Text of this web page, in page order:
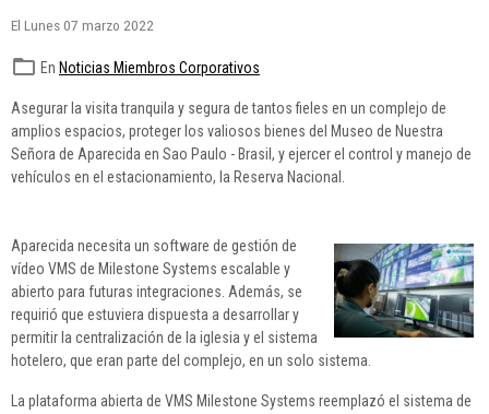
El Lunes 07 marzo 2022
En Noticias Miembros Corporativos
Asegurar la visita tranquila y segura de tantos fieles en un complejo de
amplios espacios, proteger los valiosos bienes del Museo de Nuestra
Señora de Aparecida en Sao Paulo - Brasil, y ejercer el control y manejo de
vehículos en el estacionamiento, la Reserva Nacional.
Aparecida necesita un software de gestión de
vídeo VMS de Milestone Systems escalable y
abierto para futuras integraciones. Además, se
requirió que estuviera dispuesta a desarrollar y
permitir la centralización de la iglesia y el sistema
hotelero, que eran parte del complejo, en un solo sistema.
La plataforma abierta de VMS Milestone Systems reemplazó el sistema de